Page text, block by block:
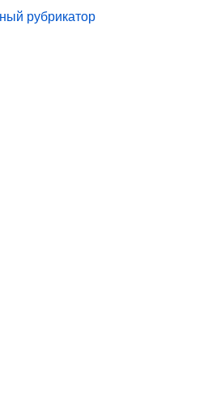
рубрикатор